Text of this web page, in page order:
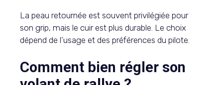
La peau retournée est souvent privilégiée pour
son grip, mais le cuir est plus durable. Le choix
dépend de l’usage et des préférences du pilote.
Comment bien régler son